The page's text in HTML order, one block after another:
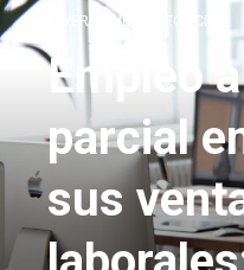
INVERSIONES Y NEGOCIOS
Empleo
parcial
sus